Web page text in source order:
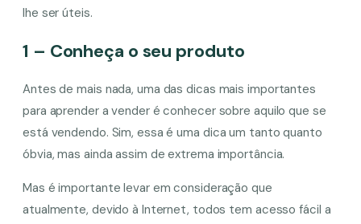
lhe ser úteis.
1 – Conheça o seu produto
Antes de mais nada, uma das dicas mais importantes
para aprender a vender é conhecer sobre aquilo que se
está vendendo. Sim, essa é uma dica um tanto quanto
óbvia, mas ainda assim de extrema importância.
Mas é importante levar em consideração que
atualmente, devido à Internet, todos tem acesso fácil a